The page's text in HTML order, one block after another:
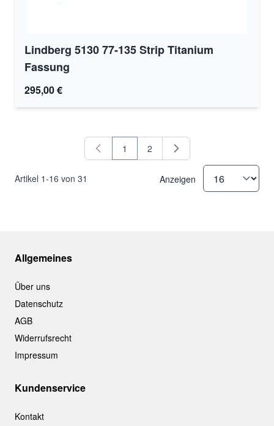
Lindberg 5130 77-135 Strip Titanium
Fassung
295,00 €
Artikel 1-16 von 31
Sie lesen gerade Seite
1 Seite
2
Anzeigen
Allgemeines
Über uns
Datenschutz
AGB
Widerrufsrecht
Impressum
Kundenservice
Kontakt